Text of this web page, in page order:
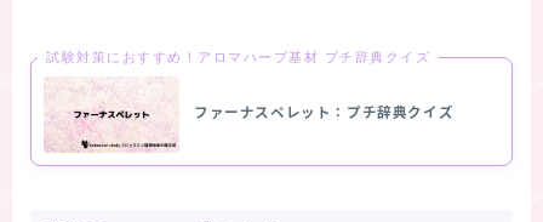
試験対策におすすめ！アロマハーブ基材 プチ辞典クイズ
ファーナスペレット：プチ辞典クイズ